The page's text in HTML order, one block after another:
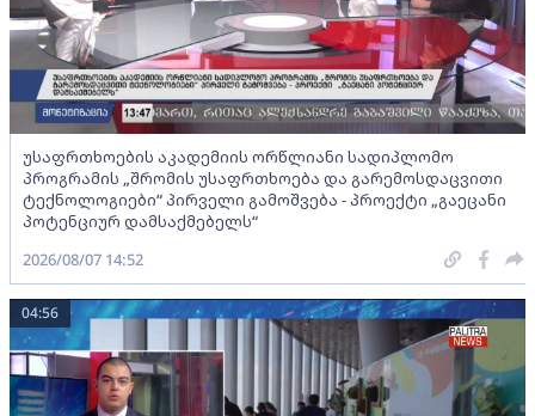
უსაფრთხოების აკადემიის ორწლიანი სადიპლომო
პროგრამის „შრომის უსაფრთხოება და გარემოსდაცვითი
ტექნოლოგიები“ პირველი გამოშვება - პროექტი „გაეცანი
პოტენციურ დამსაქმებელს“
2026/08/07 14:52
04:56